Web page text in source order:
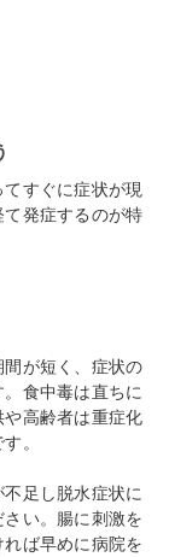
すぐに症状が現
発症するのが特
が短く、症状の
食中毒は直ちに
高齢者は重症化
。
足し脱水症状に
い。腸に刺激を
ば早めに病院を